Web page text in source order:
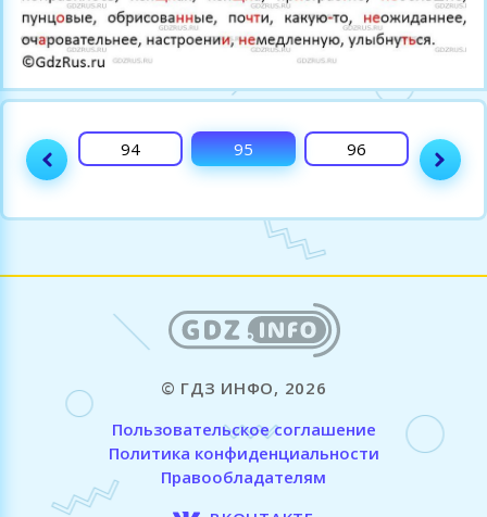
93 94 95 96 97
© ГДЗ ИНФО, 2026
Пользовательское соглашение
Политика конфиденциальности
Правообладателям